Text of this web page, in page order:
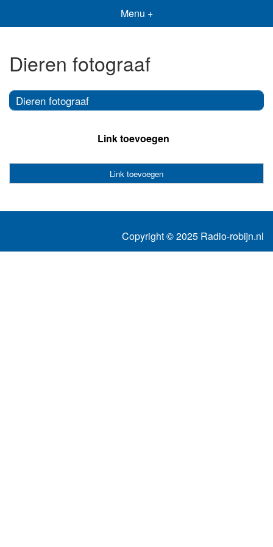
Menu +
Dieren fotograaf
Dieren fotograaf
Link toevoegen
Link toevoegen
Copyright © 2025 Radio-robijn.nl